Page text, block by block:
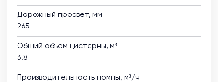
Дорожный просвет, мм
265
Общий объем цистерны, м³
3.8
Производительность помпы, м³/ч